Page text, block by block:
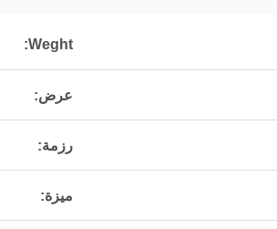
Weght:
عرض:
رزمة:
ميزة: